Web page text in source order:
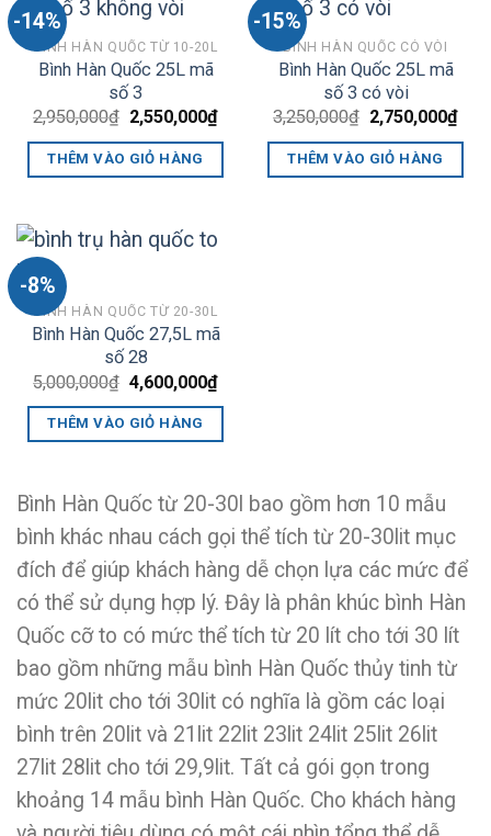
-14%
BÌNH HÀN QUỐC TỪ 10-20L
Bình Hàn Quốc 25L mã
số 3
2,950,000₫ Giá
là:
2,950,000₫.
2,550,000₫Giá
THÊM VÀO GIỎ HÀNG
-15%
BÌNH HÀN QUỐC CÓ VÒI
Bình Hàn Quốc 25L mã
số 3 có vòi
3,250,000₫ Giá
là:
3,250,000₫.
2,750,000₫Giá
THÊM VÀO GIỎ HÀNG
-8%
BÌNH HÀN QUỐC TỪ 20-30L
Bình Hàn Quốc 27,5L mã
số 28
5,000,000₫ Giá
gốc
là:
5,000,000₫.
4,600,000₫Giá
hiện
THÊM VÀO GIỎ HÀNG
Bình Hàn Quốc từ 20-30l bao gồm hơn 10 mẫu
bình khác nhau cách gọi thể tích từ 20-30lit mục
đích để giúp khách hàng dễ chọn lựa các mức để
có thể sử dụng hợp lý. Đây là phân khúc bình Hàn
Quốc cỡ to có mức thể tích từ 20 lít cho tới 30 lít
bao gồm những mẫu bình Hàn Quốc thủy tinh từ
mức 20lit cho tới 30lit có nghĩa là gồm các loại
bình trên 20lit và 21lit 22lit 23lit 24lit 25lit 26lit
27lit 28lit cho tới 29,9lit. Tất cả gói gọn trong
khoảng 14 mẫu bình Hàn Quốc. Cho khách hàng